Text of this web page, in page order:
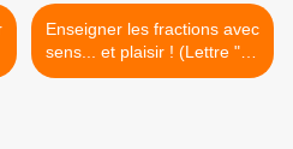
Enseigner les fractions avec
sens... et plaisir ! (Lettre "Le
Passeur" n°15 du Conseil